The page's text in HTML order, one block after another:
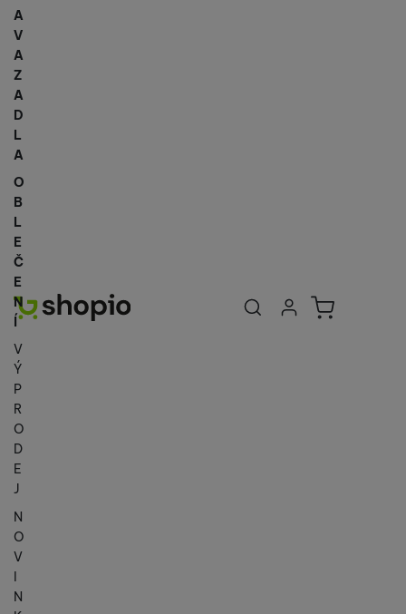
Uživatelská
Přihlásit se
Košík
A
V
A
Z
A
D
L
A
O
B
L
E
Č
E
N
Í
V
Ý
P
R
O
D
E
J
N
O
V
I
N